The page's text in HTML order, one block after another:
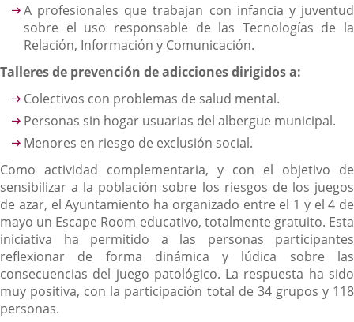
A profesionales que trabajan con infancia y juventud
sobre el uso responsable de las Tecnologías de la
Relación, Información y Comunicación.
Talleres de prevención de adicciones dirigidos a:
Colectivos con problemas de salud mental.
Personas sin hogar usuarias del albergue municipal.
Menores en riesgo de exclusión social.
Como actividad complementaria, y con el objetivo de
sensibilizar a la población sobre los riesgos de los juegos
de azar, el Ayuntamiento ha organizado entre el 1 y el 4 de
mayo un Escape Room educativo, totalmente gratuito. Esta
iniciativa ha permitido a las personas participantes
reflexionar de forma dinámica y lúdica sobre las
consecuencias del juego patológico. La respuesta ha sido
muy positiva, con la participación total de 34 grupos y 118
personas.